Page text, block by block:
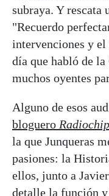
subraya. Y rescata
"Recuerdo
intervenciones y el
día que habló de
muchos oyentes
Alguno de esos
bloguero
la que Junqueras
pasiones: la
ellos, junto a
detalle la función y